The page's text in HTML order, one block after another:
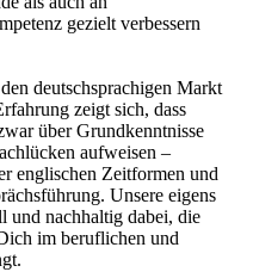
gezielt verbessern
deutschsprachigen Markt
zeigt sich, dass
über Grundkenntnisse
aufweisen –
englischen Zeitformen und
Unsere eigens
und nachhaltig dabei, die
im beruflichen und